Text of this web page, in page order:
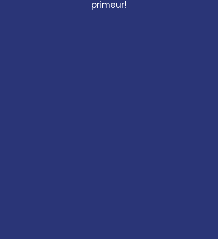
primeur!